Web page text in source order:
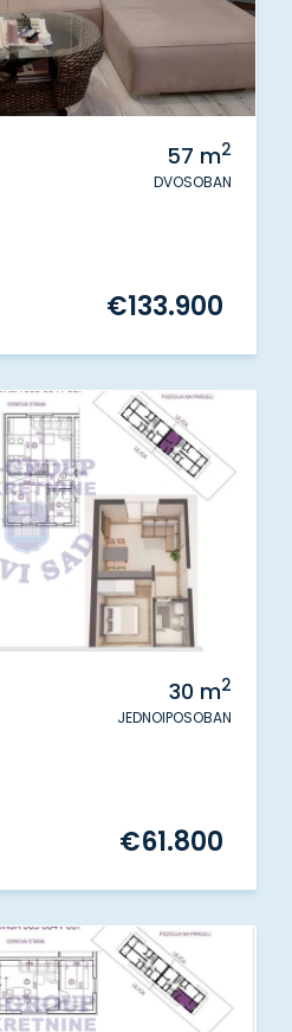
57 m2
DVOSOBAN
€133.900
30 m2
JEDNOIPOSOBAN
€61.800